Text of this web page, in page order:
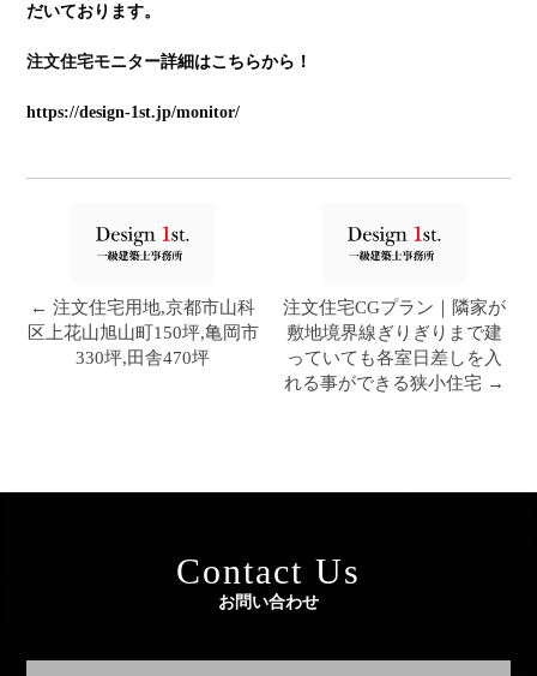
だいております。
注文住宅モニター詳細はこちらから！
https://design-1st.jp/monitor/
← 注文住宅用地,京都市山科
区上花山旭山町150坪,亀岡市
330坪,田舎470坪
注文住宅CGプラン｜隣家が
敷地境界線ぎりぎりまで建
っていても各室日差しを入
れる事ができる狭小住宅 →
Contact Us
お問い合わせ